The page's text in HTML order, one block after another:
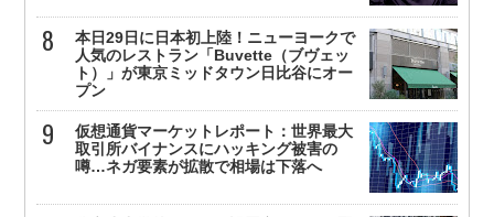
本日29日に日本初上陸！ニューヨークで
人気のレストラン「Buvette（ブヴェッ
ト）」が東京ミッドタウン日比谷にオー
プン
仮想通貨マーケットレポート：世界最大
取引所バイナンスにハッキング被害の
噂…ネガ要素が拡散で相場は下落へ